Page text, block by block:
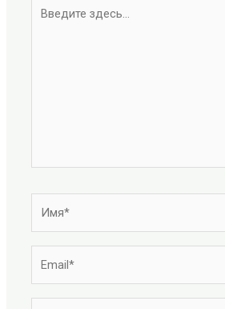
здесь...